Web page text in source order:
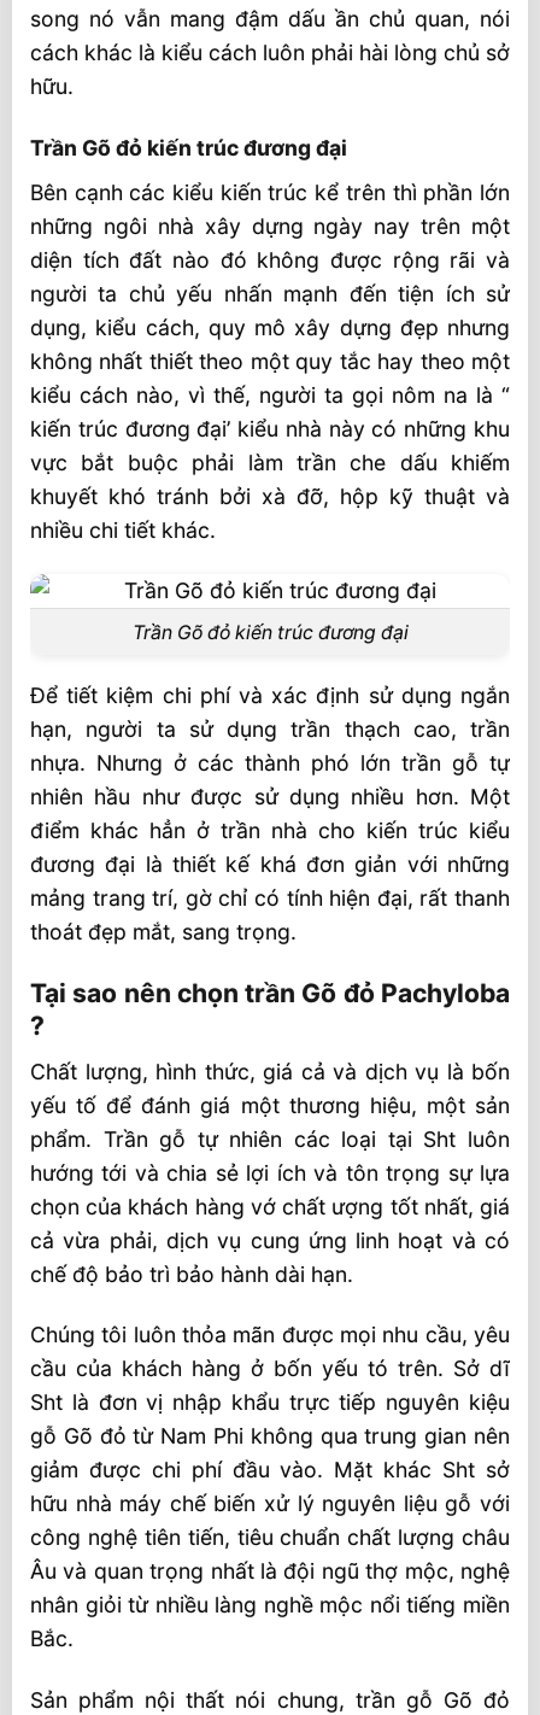
song nó vẫn mang đậm dấu ần chủ quan, nói
cách khác là kiểu cách luôn phải hài lòng chủ sở
hữu.
Trần Gõ đỏ kiến trúc đương đại
Bên cạnh các kiểu kiến trúc kể trên thì phần lớn
những ngôi nhà xây dựng ngày nay trên một
diện tích đất nào đó không được rộng rãi và
người ta chủ yếu nhấn mạnh đến tiện ích sử
dụng, kiểu cách, quy mô xây dựng đẹp nhưng
không nhất thiết theo một quy tắc hay theo một
kiểu cách nào, vì thế, người ta gọi nôm na là “
kiến trúc đương đại’ kiểu nhà này có những khu
vực bắt buộc phải làm trần che dấu khiếm
khuyết khó tránh bởi xà đỡ, hộp kỹ thuật và
nhiều chi tiết khác.
Trần Gõ đỏ kiến trúc đương đại
Để tiết kiệm chi phí và xác định sử dụng ngắn
hạn, người ta sử dụng trần thạch cao, trần
nhựa. Nhưng ở các thành phó lớn trần gỗ tự
nhiên hầu như được sử dụng nhiều hơn. Một
điểm khác hẳn ở trần nhà cho kiến trúc kiểu
đương đại là thiết kế khá đơn giản với những
mảng trang trí, gờ chỉ có tính hiện đại, rất thanh
thoát đẹp mắt, sang trọng.
Tại sao nên chọn trần Gõ đỏ Pachyloba
?
Chất lượng, hình thức, giá cả và dịch vụ là bốn
yếu tố để đánh giá một thương hiệu, một sản
phẩm. Trần gỗ tự nhiên các loại tại Sht luôn
hướng tới và chia sẻ lợi ích và tôn trọng sự lựa
chọn của khách hàng vớ chất ượng tốt nhất, giá
cả vừa phải, dịch vụ cung ứng linh hoạt và có
chế độ bảo trì bảo hành dài hạn.
Chúng tôi luôn thỏa mãn được mọi nhu cầu, yêu
cầu của khách hàng ở bốn yếu tó trên. Sở dĩ
Sht là đơn vị nhập khẩu trực tiếp nguyên kiệu
gỗ Gõ đỏ từ Nam Phi không qua trung gian nên
giảm được chi phí đầu vào. Mặt khác Sht sở
hữu nhà máy chế biến xử lý nguyên liệu gỗ với
công nghệ tiên tiến, tiêu chuẩn chất lượng châu
Âu và quan trọng nhất là đội ngũ thợ mộc, nghệ
nhân giỏi từ nhiều làng nghề mộc nổi tiếng miền
Bắc.
Sản phẩm nội thất nói chung, trần gỗ Gõ đỏ